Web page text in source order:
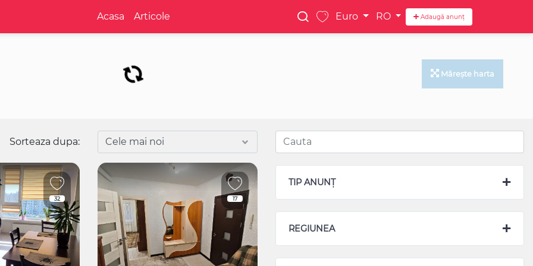
Acasa Articole Euro RO Adaugă anunț
Mărește harta
TIP ANUNȚ
REGIUNEA
Sorteaza dupa:
32 17